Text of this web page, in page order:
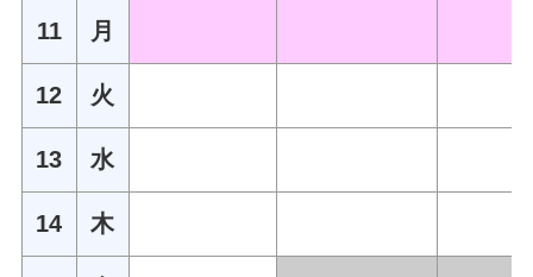
11 月
12 火
13 水
14 木